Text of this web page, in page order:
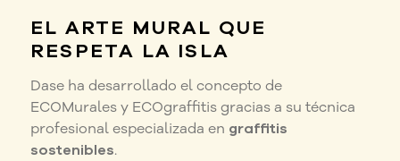
EL ARTE MURAL QUE
RESPETA LA ISLA
Dase ha desarrollado el concepto de
ECOMurales y ECOgraffitis gracias a su técnica
profesional especializada en graffitis
sostenibles.